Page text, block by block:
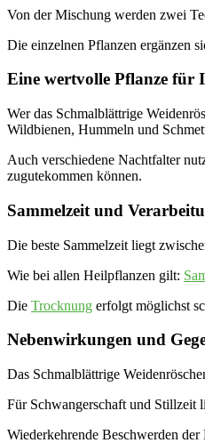
Von der Mischung werden zwei
Die einzelnen Pflanzen ergänzen
Eine wertvolle Pflanze für
Wer das Schmalblättrige
Wildbienen, Hummeln und
Auch verschiedene Nachtfalter
zugutekommen können.
Sammelzeit und
Die beste Sammelzeit liegt
Wie bei allen Heilpflanzen gilt:
Die Trocknung erfolgt möglichst
Nebenwirkungen und
Das Schmalblättrige
Für Schwangerschaft und Stillzeit
Wiederkehrende Beschwerden